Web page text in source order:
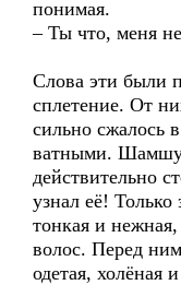
понимая.
– Ты что, меня
Слова эти были
сплетение. От
сильно сжалось
ватными.
действительно
узнал её!
тонкая и
волос. Перед
одетая, холёная